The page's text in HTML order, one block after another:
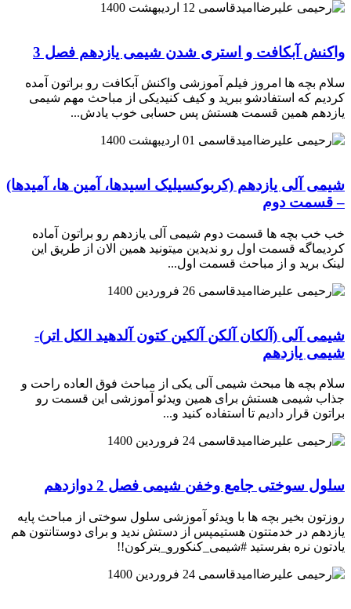
امیدقاسمی 12 اردیبهشت 1400
واکنش آبکافت و استری شدن شیمی یازدهم فصل 3
سلام بچه ها امروز فیلم آموزشی واکنش آبکافت رو براتون آمده
کردیم که استفادشو ببرید و کیف کنیدیکی از مباحث مهم شیمی
یازدهم همین قسمت هستش پس حسابی خوب یادش...
امیدقاسمی 01 اردیبهشت 1400
شیمی آلی یازدهم (کربوکسیلیک اسیدها، آمین ها، آمیدها)
– قسمت دوم
خب خب بچه ها قسمت دوم شیمی آلی یازدهم رو براتون آماده
کردیماگه قسمت اول رو ندیدین میتونید همین الان از طریق این
لینک برید و از مباحث قسمت اول...
امیدقاسمی 26 فروردین 1400
شیمی آلی (آلکان آلکن آلکین کتون آلدهید الکل اتر)-
شیمی یازدهم
سلام بچه ها مبحث شیمی آلی یکی از مباحث فوق العاده راحت و
جذاب شیمی هستش برای همین ویدئو آموزشی این قسمت رو
براتون قرار دادیم تا استفاده کنید و...
امیدقاسمی 24 فروردین 1400
سلول سوختی جامع وخفن شیمی فصل 2 دوازدهم
روزتون بخیر بچه ها با ویدئو آموزشی سلول سوختی از مباحث پایه
یازدهم در خدمتتون هستیمپس از دستش ندید و برای دوستانتون هم
یادتون نره بفرستید #شیمی_کنکورو_بترکون!!
امیدقاسمی 24 فروردین 1400